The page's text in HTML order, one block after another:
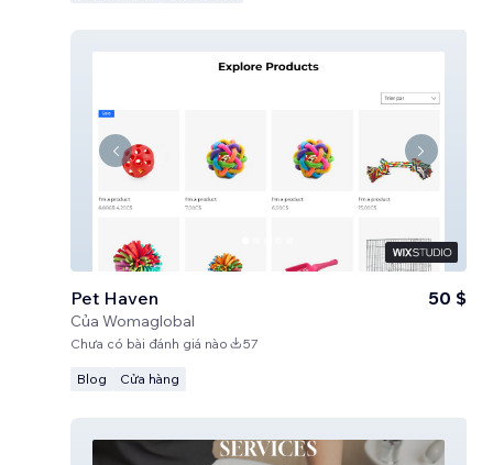
Pet Haven
Của Womaglobal
50 $
Chưa có bài đánh giá nào 57
Blog Cửa hàng